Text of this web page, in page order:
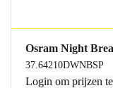
Osram Night
37.64210DWNBSP
Login om prijzen